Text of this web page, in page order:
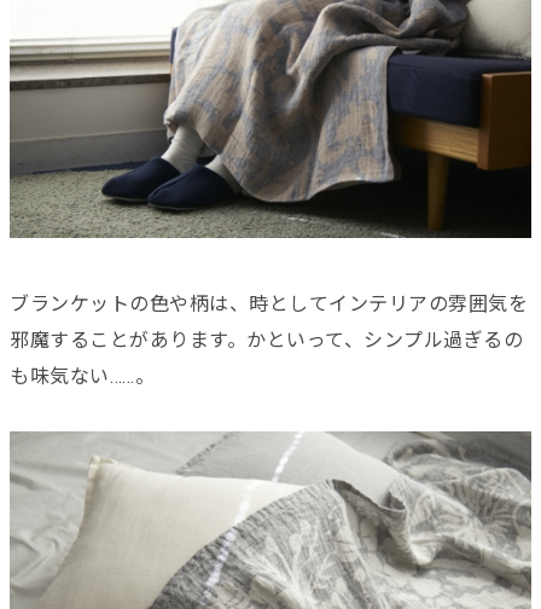
ブランケットの色や柄は、時としてインテリアの雰囲気を
邪魔することがあります。かといって、シンプル過ぎるの
も味気ない……。